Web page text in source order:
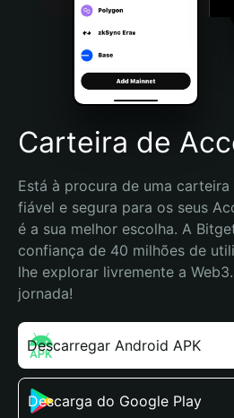
Português (Brasil)
Español (Argentina)
Carteira de
Está à procura de uma
fiável e segura para os seus
é a sua melhor escolha. A
confiança de 40 milhões de
lhe explorar livremente a
jornada!
Descarregar Android APK
Descarga do Google Play